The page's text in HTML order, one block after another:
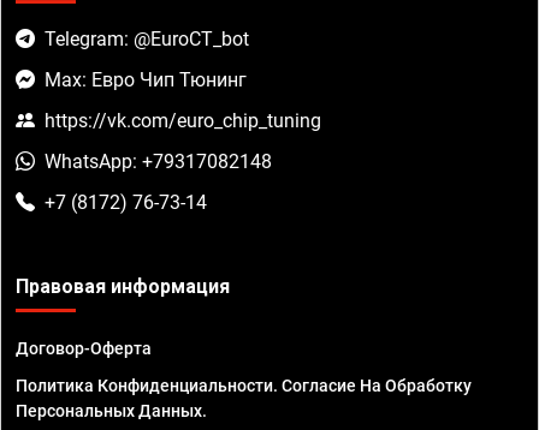
Telegram: @EuroCT_bot
Max: Евро Чип Тюнинг
https://vk.com/euro_chip_tuning
WhatsApp: +79317082148
+7 (8172) 76-73-14
Правовая информация
Договор-Оферта
Политика Конфиденциальности. Согласие На Обработку
Персональных Данных.